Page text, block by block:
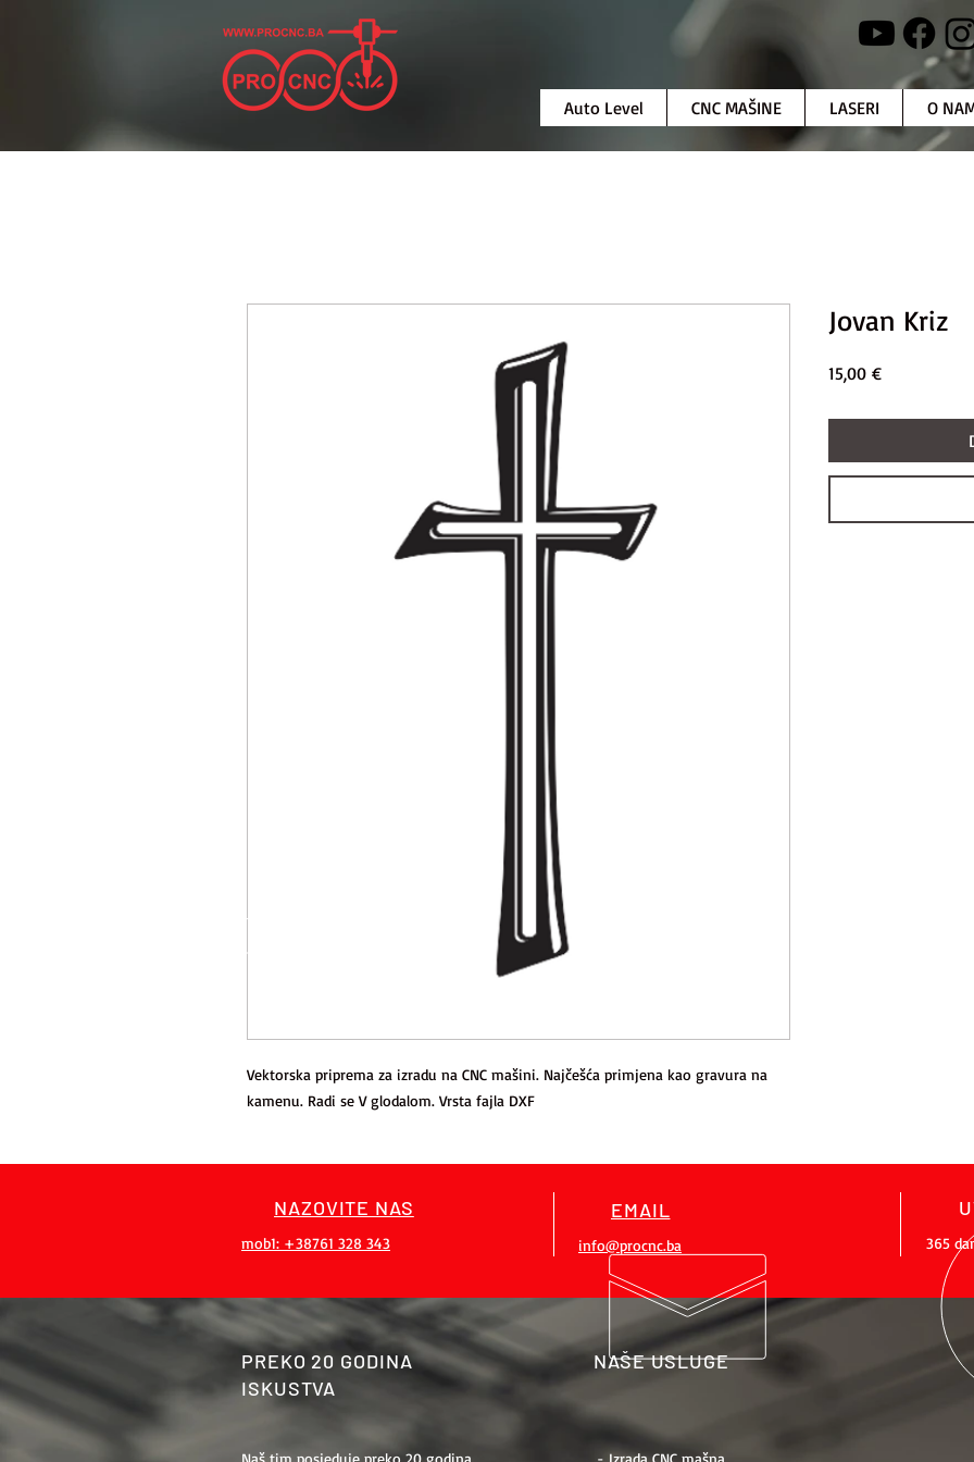
Auto Level CNC MAŠINE LASERI O
Vektorska priprema za izradu na CNC mašini. Najčešća primjena kao gravura na
kamenu. Radi se V glodalom. Vrsta fajla DXF
Jovan Kriz
15,00 €Price
NAZOVITE NAS
mob1: +38761 328 343
EMAIL
info@procnc.ba 365
PREKO 20 GODINA
ISKUSTVA
NAŠE USLUGE
Naš tim posjeduje preko 20 godina - Izrada CNC mašna